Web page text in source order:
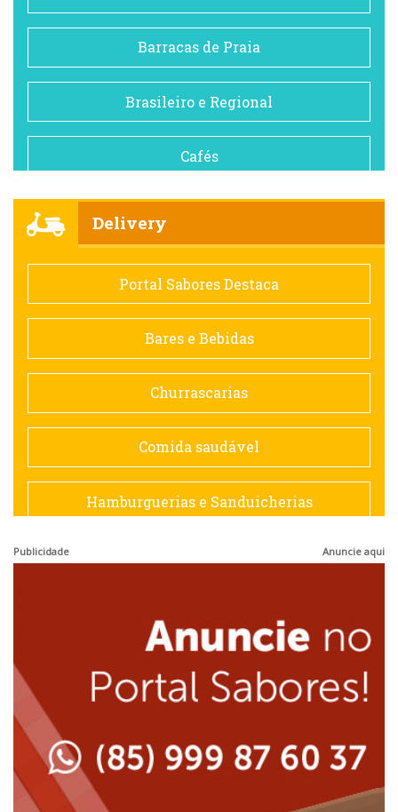
Barracas de Praia
Brasileiro e Regional
Cafés
Comida saudável
Contemporânea
Doceria
Espanhola
Francesa
Japonesa e Oriental
Lanchonetes
Massas
Delivery
Portal Sabores Destaca
Bares e Bebidas
Churrascarias
Comida saudável
Hamburguerias e Sanduicherias
Peixes e Frutos do Mar
Publicidade Anuncie aqui